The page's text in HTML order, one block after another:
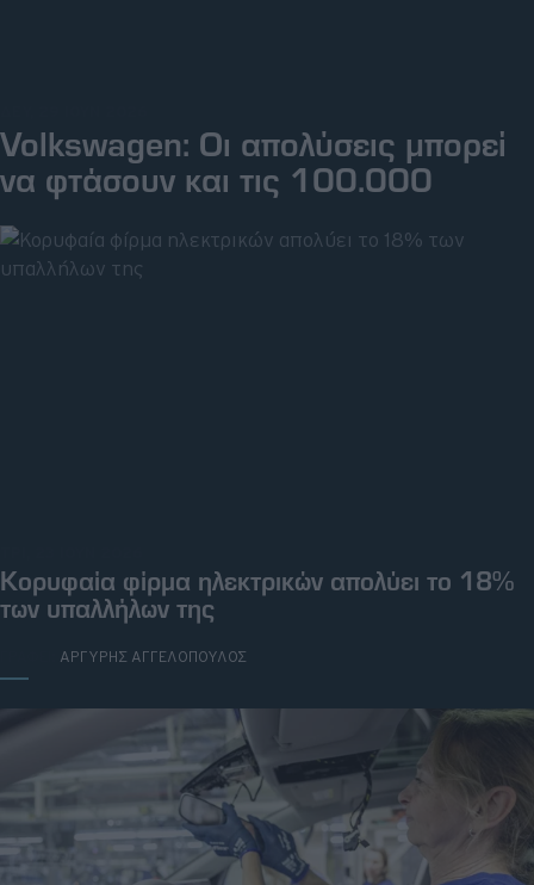
Volkswagen: Οι απολύσεις μπορεί
να φτάσουν και τις 100.000
Κορυφαία φίρμα ηλεκτρικών απολύει το 18%
των υπαλλήλων της
ΑΡΓΥΡΗΣ ΑΓΓΕΛΟΠΟΥΛΟΣ
Gaming
Συνεντεύξεις